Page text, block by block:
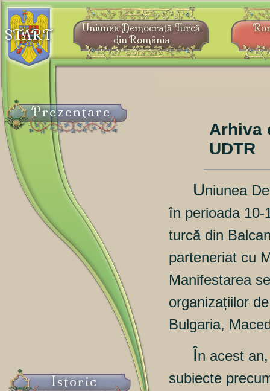
START
Prezentare
Istoric
Uniunea Democrată Turcă
din România
Arhiva
UDTR
Uniunea
în perioada 10-
turcă din
parteneriat cu
Manifestarea
organizațiilor
Bulgaria,
În acest
subiecte